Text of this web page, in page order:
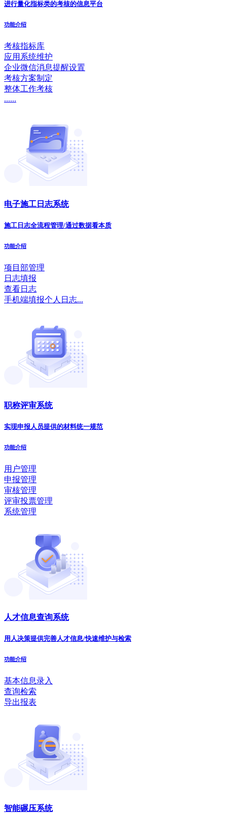
进行量化指标类的考核的信息平台
功能介绍
考核指标库
应用系统维护
企业微信消息提醒设置
考核方案制定
整体工作考核
......
电子施工日志系统
施工日志全流程管理/通过数据看本质
功能介绍
项目部管理
日志填报
查看日志
手机端填报个人日志...
职称评审系统
实现申报人员提供的材料统一规范
功能介绍
用户管理
申报管理
审核管理
评审投票管理
系统管理
人才信息查询系统
用人决策提供完善人才信息/快速维护与检索
功能介绍
基本信息录入
查询检索
导出报表
智能碾压系统